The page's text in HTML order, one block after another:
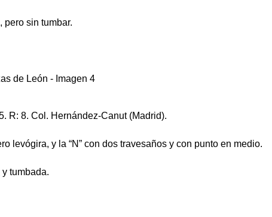
pero sin tumbar.
R: 8. Col. Hernández-Canut (Madrid).
levógira, y la “N” con dos travesaños y con punto en medio.
y tumbada.